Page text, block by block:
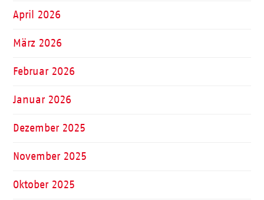
April 2026
März 2026
Februar 2026
Januar 2026
Dezember 2025
November 2025
Oktober 2025